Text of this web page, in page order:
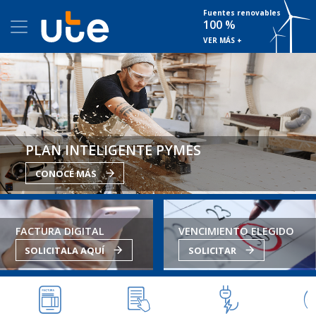
Fuentes renovables
100 %
VER MÁS +
PLAN INTELIGENTE PYMES
CONOCÉ MÁS
FACTURA DIGITAL
SOLICITALA AQUÍ
VENCIMIENTO ELEGIDO
SOLICITAR